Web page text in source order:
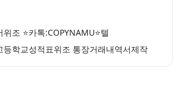
조 ⭐카톡:COPYNAMU⭐텔
등학교성적표위조 통장거래내역서제작